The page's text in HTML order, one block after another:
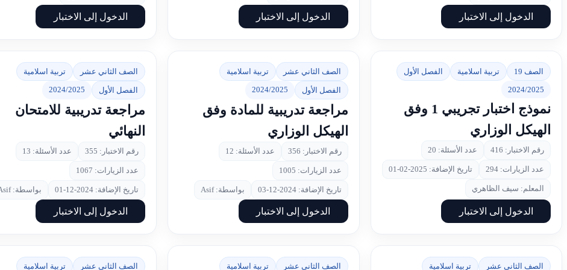
الدخول إلى الاختبار الدخول إلى الاختبار الدخول إلى الاختبار
الصف 19 تربية اسلامية
الفصل الأول
2024/2025
نموذج اختبار تجريبي 1 وفق
الهيكل الوزاري
رقم الاختبار: 416 عدد الأسئلة: 20
عدد الزيارات: 294 تاريخ الإضافة: 2025-02-01
المعلم: سيف الظاهري
الدخول إلى الاختبار
الصف الثاني عشر تربية اسلامية
الفصل الأول 2024/2025
مراجعة تدريبية للمادة وفق
الهيكل الوزاري
رقم الاختبار: 356 عدد الأسئلة: 12
عدد الزيارات: 1005
تاريخ الإضافة: 2024-12-03 بواسطة: Asif
الدخول إلى الاختبار
الصف الثاني عشر تربية اسلامية
الفصل الأول 2024/2025
مراجعة تدريبية للامتحان
النهائي
رقم الاختبار: 355 عدد الأسئلة: 13
عدد الزيارات: 1067
تاريخ الإضافة: 2024-12-01 بواسطة: Asif
الدخول إلى الاختبار
الصف الثاني عشر تربية اسلامية الصف الثاني عشر تربية اسلامية الصف الثاني عشر تربية اسلامية